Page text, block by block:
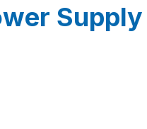
Supply